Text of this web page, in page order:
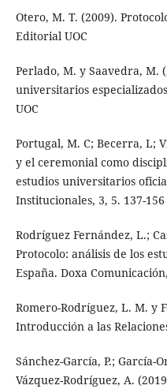
Otero, M. T. (2009).
Editorial UOC
Perlado, M. y Saavedra, M.
universitarios
UOC
Portugal, M. C; Becerra, L;
y el ceremonial como
estudios universitarios
Institucionales, 3, 5. 137-156
Rodríguez Fernández, L.;
Protocolo: análisis de los
España. Doxa
Romero-Rodríguez, L. M. y
Introducción a las
Sánchez-García, P.; García-
Vázquez-Rodríguez, A.